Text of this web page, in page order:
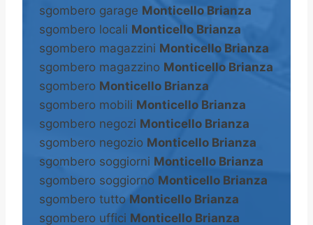
sgombero garage Monticello Brianza
sgombero locali Monticello Brianza
sgombero magazzini Monticello Brianza
sgombero magazzino Monticello Brianza
sgombero Monticello Brianza
sgombero mobili Monticello Brianza
sgombero negozi Monticello Brianza
sgombero negozio Monticello Brianza
sgombero soggiorni Monticello Brianza
sgombero soggiorno Monticello Brianza
sgombero tutto Monticello Brianza
sgombero uffici Monticello Brianza